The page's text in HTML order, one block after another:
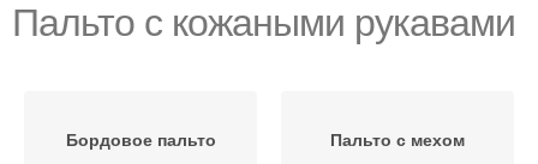
Пальто с кожаными рукавами
Бордовое пальто Пальто с мехом